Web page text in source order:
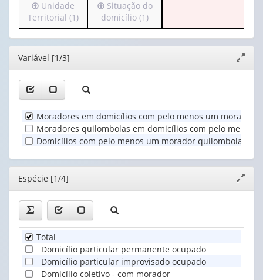
Ano
(1)
valor):
apenas
1
Irá
para
o
cabeçalho
(possui
apenas
valor):
Unidade
Territorial
(1)
Unidade
Territorial (1)
Irá
para
o
cabeçalho
Situação
do
domicílio
(1)
Situação do
domicílio (1)
Editor
janela
Variável [1/3]
Moradores em domicílios com pelo menos um morador
Moradores quilombolas em domicílios com pelo menos
Domicílios com pelo menos um morador quilombola
Editor
janela
Espécie [1/4]
Total
Domicílio particular permanente ocupado
Domicílio particular improvisado ocupado
Domicílio coletivo - com morador